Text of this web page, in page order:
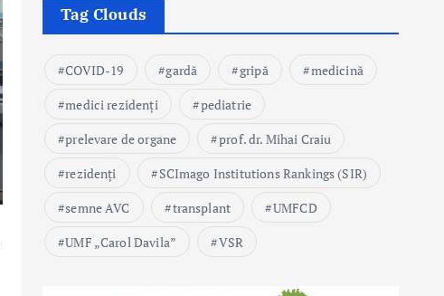
Tag Clouds
COVID-19 gardă gripă
medicină
medici rezidenți
pediatrie
prelevare de organe
prof. dr. Mihai Craiu
rezidenți
SCImago Institutions Rankings (SIR)
semne AVC
transplant
UMFCD
UMF „Carol Davila”
VSR